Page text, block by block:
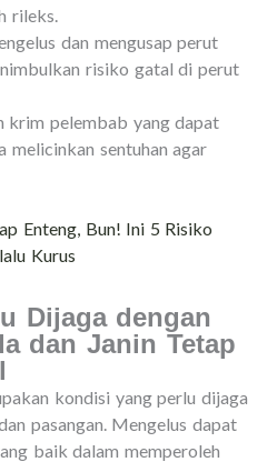
rileks.
dan mengusap perut
risiko gatal di perut
krim pelembab yang dapat
sentuhan agar
Enteng, Bun! Ini 5 Risiko
Kurus
Dijaga dengan
dan Janin Tetap
kondisi yang perlu dijaga
pasangan. Mengelus dapat
baik dalam memperoleh